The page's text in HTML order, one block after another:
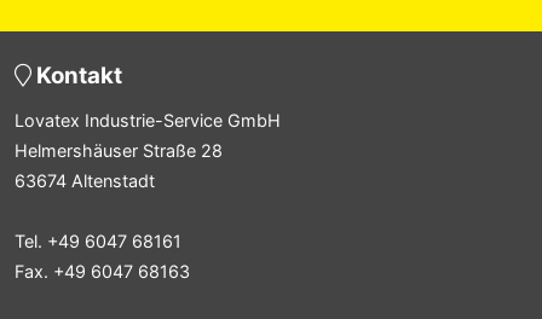
Kontakt
Lovatex Industrie-Service GmbH
Helmershäuser Straße 28
63674 Altenstadt
Tel. +49 6047 68161
Fax. +49 6047 68163